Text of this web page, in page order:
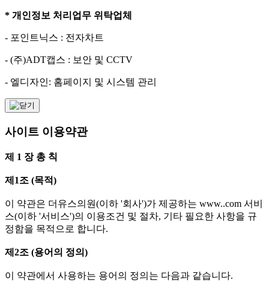
* 개인정보 처리업무 위탁업체
- 포인트닉스 : 전자차트
- (주)ADT캡스 : 보안 및 CCTV
- 엘디자인: 홈페이지 및 시스템 관리
사이트 이용약관
제 1 장 총 칙
제1조 (목적)
이 약관은 더유스의원(이하 '회사')가 제공하는 www..com 서비
스(이하 '서비스')의 이용조건 및 절차, 기타 필요한 사항을 규
정함을 목적으로 합니다.
제2조 (용어의 정의)
이 약관에서 사용하는 용어의 정의는 다음과 같습니다.